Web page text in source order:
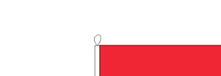
Bildergalerie überspringen